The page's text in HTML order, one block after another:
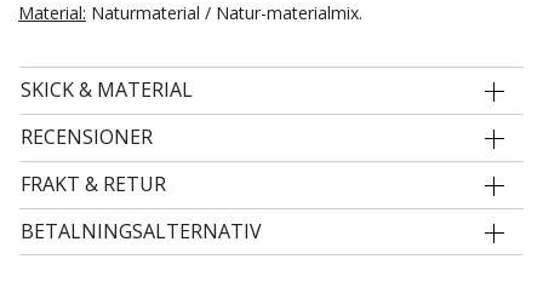
Material: Naturmaterial / Natur-materialmix.
SKICK & MATERIAL
RECENSIONER
FRAKT & RETUR
BETALNINGSALTERNATIV